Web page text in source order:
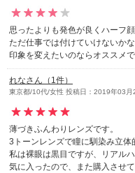
思ったよりも発色が良くハーフ顔
ただ仕事では付けていけないかな
印象を変えたいのならオススメで
れなさん（1件）
東京都/10代/女性 投稿日：2019年03月
薄づきふんわりレンズです。
3トーンレンズで瞳に馴染み立体
私は裸眼は黒目ですが、リアル
気に入ったので、また購入させ